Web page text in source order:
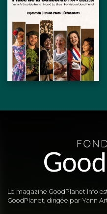
Le magazine GoodPlanet Info
GoodPlanet, dirigée par Yann